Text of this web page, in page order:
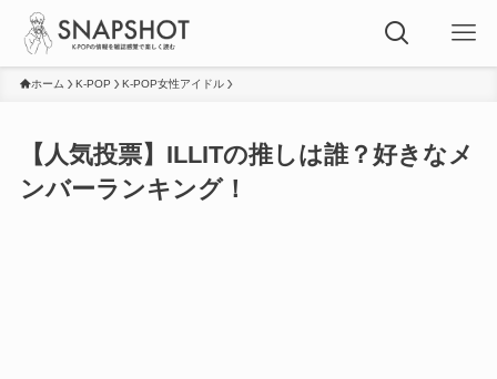
ホーム K-POP K-POP女性アイドル
【人気投票】ILLITの推しは誰？好きなメ
ンバーランキング！